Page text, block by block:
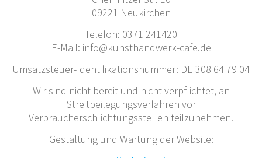
09221 Neukirchen
Telefon: 0371 241420
E-Mail: info@kunsthandwerk-cafe.de
Umsatzsteuer-Identifikationsnummer: DE 308 64 79 04
Wir sind nicht bereit und nicht verpflichtet, an
Streitbeilegungsverfahren vor
Verbraucherschlichtungsstellen teilzunehmen.
Gestaltung und Wartung der Website: